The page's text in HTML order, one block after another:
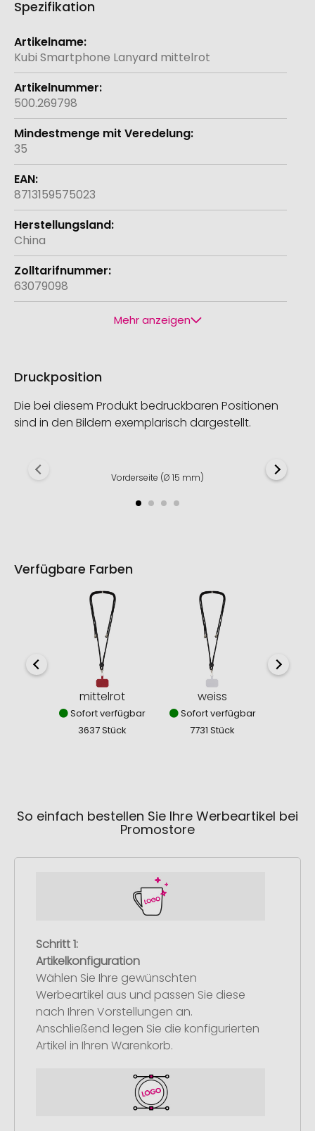
Spezifikation
Weitere
Informationen
Kubi Smartphone Lanyard mittelrot
500.269798
35
8713159575023
China
63079098
Mehr anzeigen
Druckposition
Die bei diesem Produkt bedruckbaren Positionen
sind in den Bildern exemplarisch dargestellt.
Vorderseite (Ø 15 mm)
Verfügbare Farben
mittelrot
Sofort verfügbar
3637 Stück
weiss
Sofort verfügbar
7731 Stück
So einfach bestellen Sie Ihre Werbeartikel bei
Promostore
Schritt 1:
Artikelkonfiguration
Wählen Sie Ihre gewünschten
Werbeartikel aus und passen Sie diese
nach Ihren Vorstellungen an.
Anschließend legen Sie die konfigurierten
Artikel in Ihren Warenkorb.